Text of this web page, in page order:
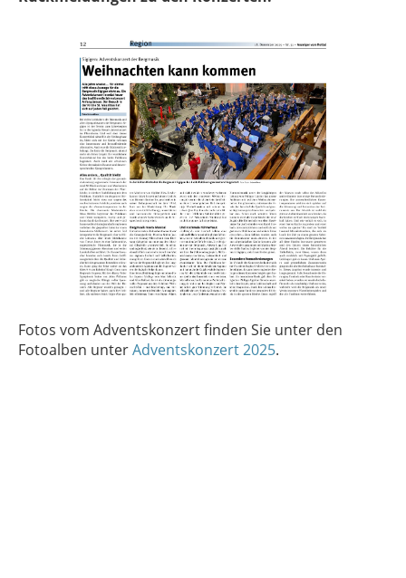
Fotos vom Adventskonzert finden Sie unter den
Fotoalben unterAdventskonzert 2025.